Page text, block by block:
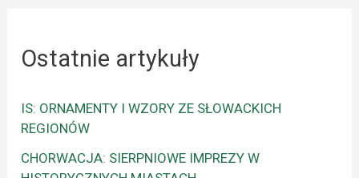
Ostatnie artykuły
IS: ORNAMENTY I WZORY ZE SŁOWACKICH
REGIONÓW
CHORWACJA: SIERPNIOWE IMPREZY W